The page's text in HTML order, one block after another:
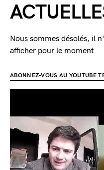
Nous sommes désolés, il
afficher pour le moment
ABONNEZ-VOUS AU YOUTUBE